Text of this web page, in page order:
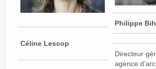
Céline Lescop
Philippe
Directeur
agence